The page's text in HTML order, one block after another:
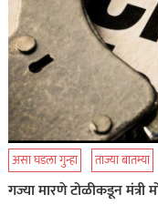
असा घडला गुन्हा ताज्या बातम्या
गज्या मारणे टोळीकडून मंत्री